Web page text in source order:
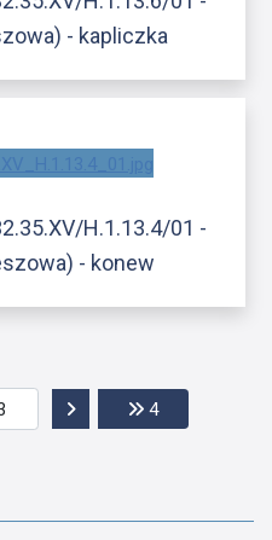
- kapliczka
H.1.13.4/01 -
- konew
strony
poprzedniej strony
Przejdź do następnej
4Przejdź do